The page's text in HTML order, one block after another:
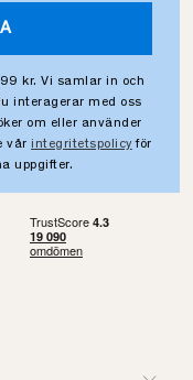
kr. Vi samlar in och
interagerar med oss
om eller använder
vår integritetspolicy för
uppgifter.